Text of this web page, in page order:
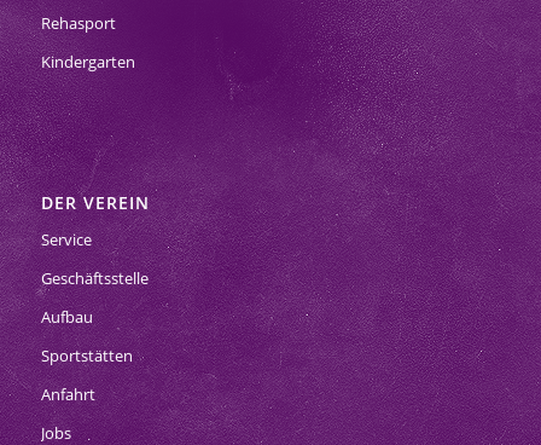
Rehasport
Kindergarten
DER VEREIN
Service
Geschäftsstelle
Aufbau
Sportstätten
Anfahrt
Jobs